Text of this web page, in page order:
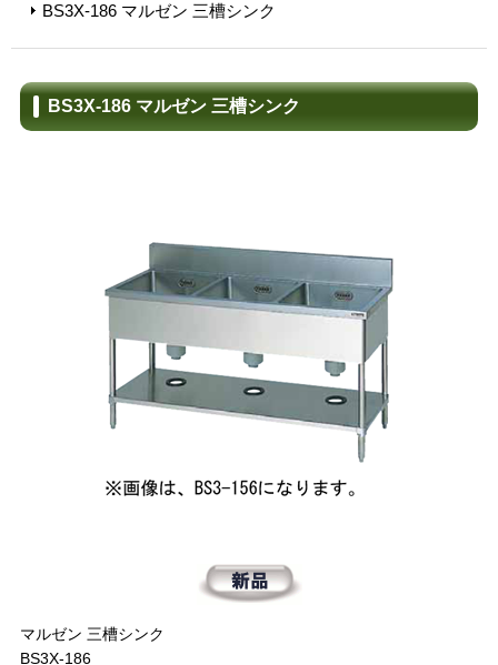
BS3X-186 マルゼン 三槽シンク
BS3X-186 マルゼン 三槽シンク
マルゼン 三槽シンク
BS3X-186